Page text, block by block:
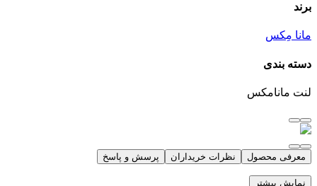
برند
مانا مِکس
دسته بندی
لنت مانامکس
معرفی محصول نظرات خریداران پرسش و پاسخ
نمایش بیشتر